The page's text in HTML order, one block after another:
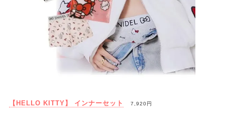
【HELLO KITTY】 インナーセット 7,920円